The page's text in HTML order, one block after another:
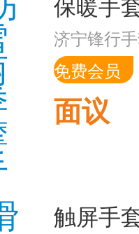
济宁锋行
免费会员
面议